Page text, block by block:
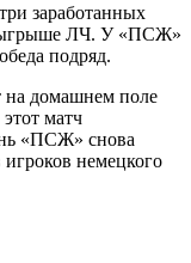
заработанных
ЛЧ. У «ПСЖ»
подряд.
на домашнем поле
матч
«ПСЖ» снова
игроков немецкого